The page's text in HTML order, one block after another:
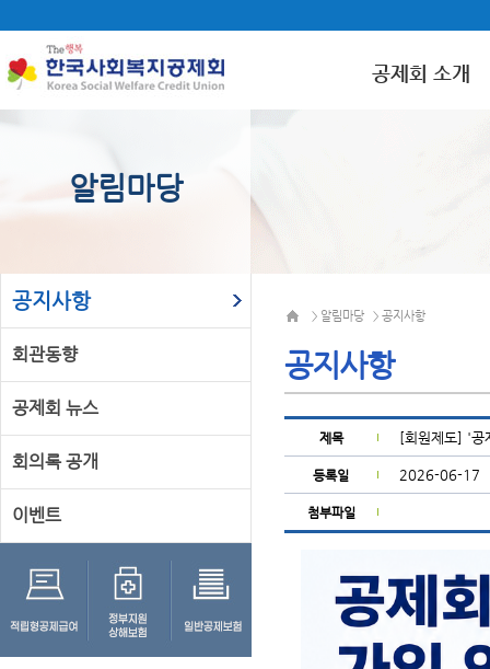
공제회 소개
알림마당
공지사항
회관동향
공제회 뉴스
회의록 공개
이벤트
> 알림마당 > 공지사항
공지사항
제목 [회원제도] '공
등록일 2026-06-17
첨부파일